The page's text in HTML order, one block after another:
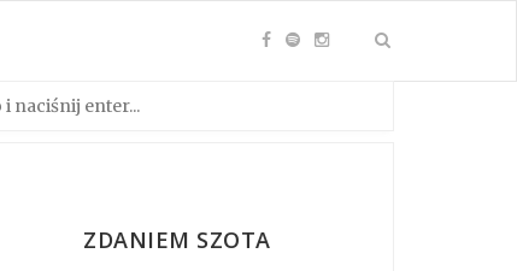
ZDANIEM SZOTA